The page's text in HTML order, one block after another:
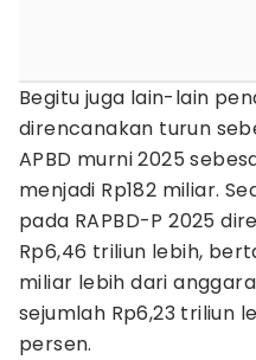
Begitu juga lain-lain
direncanakan turun
APBD murni 2025
menjadi Rp182 miliar.
pada RAPBD-P 2025
Rp6,46 triliun lebih,
miliar lebih dari
sejumlah Rp6,23 triliun
persen.